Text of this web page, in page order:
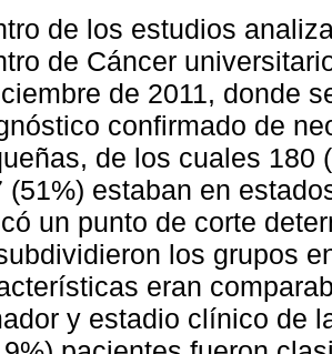
de los estudios
de Cáncer
de 2011, donde
confirmado de
de los cuales 180
(51%) estaban en
un punto de corte
los grupos
eran
y estadio clínico de